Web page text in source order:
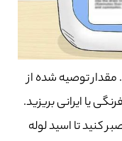
. مقدار توصیه شده از
یا ایرانی بریزید.
کنید تا اسید لوله